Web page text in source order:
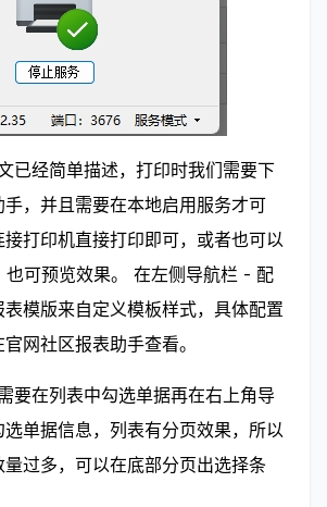
，并且需要在本地启用服务才可
打印机直接打印即可，或者也可以
也可预览效果。 在左侧导航栏 - 配
模版来自定义模板样式，具体配置
网社区报表助手查看。
单据信息，列表有分页效果，所以
过多，可以在底部分页出选择条